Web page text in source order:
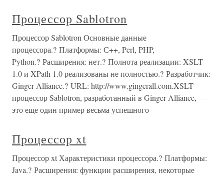
Процессор Sablotron
Процессор Sablotron Основные данные
процессора.? Платформы: С++, Perl, PHP,
Python.? Расширения: нет.? Полнота реализации: XSLT
1.0 и XPath 1.0 реализованы не полностью.? Разработчик:
Ginger Alliance.? URL: http://www.gingerall.com.XSLT-
процессор Sablotron, разработанный в Ginger Alliance, —
это еще один пример весьма успешного
Процессор xt
Процессор xt Характеристики процессора.? Платформы:
Java.? Расширения: функции расширения, некоторые